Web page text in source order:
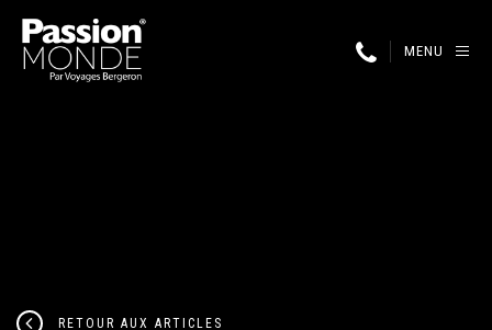
MENU
RETOUR AUX ARTICLES